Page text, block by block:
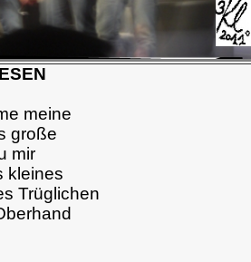
meine
große
mir
kleines
Trüglichen